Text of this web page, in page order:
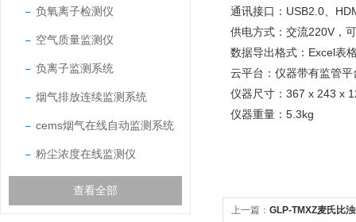
负氧离子检测仪
空气质量监测仪
负离子监测系统
烟气排放连续监测系统
cems烟气在线自动监测系统
粉尘浓度在线监测仪
查看全部
通讯接口：USB2.0、
供电方式：交流220V，
数据导出格式：Excel表
云平台：仪器带有监管
仪器尺寸：367 x 243 x
仪器重量：5.3kg
上一篇： GLP-TMXZ麦氏比